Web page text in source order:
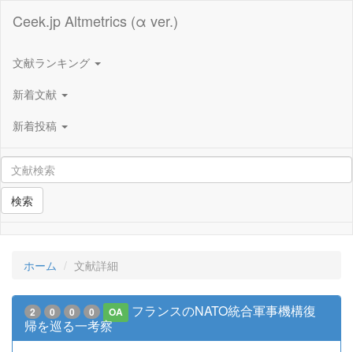
Ceek.jp Altmetrics (α ver.)
文献ランキング
新着文献
新着投稿
検索
ホーム 文献詳細
2 0 0 0 OA
フランスのNATO統合軍事機構復
帰を巡る一考察